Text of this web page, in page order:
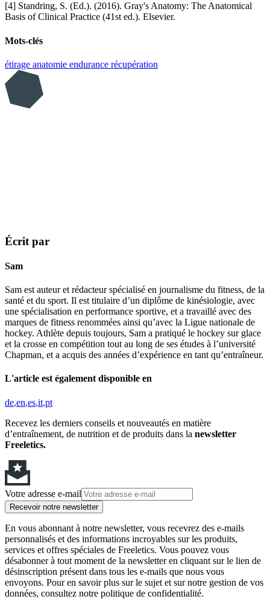
[4] Standring, S. (Ed.). (2016). Gray's Anatomy: The Anatomical
Basis of Clinical Practice (41st ed.). Elsevier.
Mots-clés
étirage anatomie endurance récupération
Écrit par
Sam
Sam est auteur et rédacteur spécialisé en journalisme du fitness, de la
santé et du sport. Il est titulaire d’un diplôme de kinésiologie, avec
une spécialisation en performance sportive, et a travaillé avec des
marques de fitness renommées ainsi qu’avec la Ligue nationale de
hockey. Athlète depuis toujours, Sam a pratiqué le hockey sur glace
et la crosse en compétition tout au long de ses études à l’université
Chapman, et a acquis des années d’expérience en tant qu’entraîneur.
L'article est également disponible en
de en es it pt
Recevez les derniers conseils et nouveautés en matière
d’entraînement, de nutrition et de produits dans la newsletter
Freeletics.
Votre adresse e-mail
Recevoir notre newsletter
En vous abonnant à notre newsletter, vous recevrez des e-mails
personnalisés et des informations incroyables sur les produits,
services et offres spéciales de Freeletics. Vous pouvez vous
désabonner à tout moment de la newsletter en cliquant sur le lien de
désinscription présent dans tous les e-mails que nous vous
envoyons. Pour en savoir plus sur le sujet et sur notre gestion de vos
données, consultez notre politique de confidentialité.